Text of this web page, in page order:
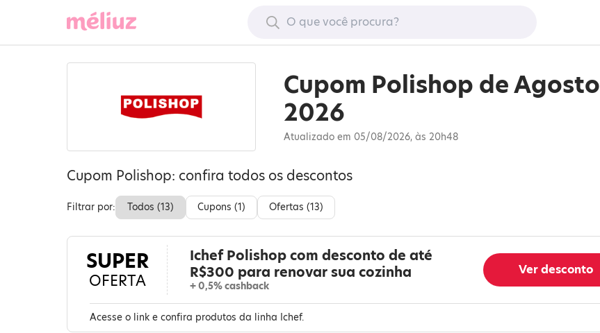
Cupom Polishop de Agosto
2026
Atualizado em 05/08/2026, às 20h48
Cupom Polishop: confira todos os descontos
Filtrar por: Todos (13) Cupons (1) Ofertas (13)
SUPER
OFERTA
Ichef Polishop com desconto de até
R$300 para renovar sua cozinha
+ 0,5% cashback
Ver desconto
Acesse o link e confira produtos da linha Ichef.